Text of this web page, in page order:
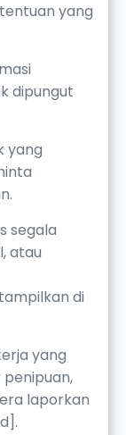
yang
dipungut
yang
segala
atau
di
yang
laporkan